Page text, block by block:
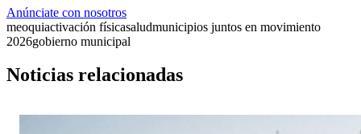
Anúnciate con nosotros
meoquiactivación físicasaludmunicipios juntos en movimiento
2026gobierno municipal
Noticias relacionadas